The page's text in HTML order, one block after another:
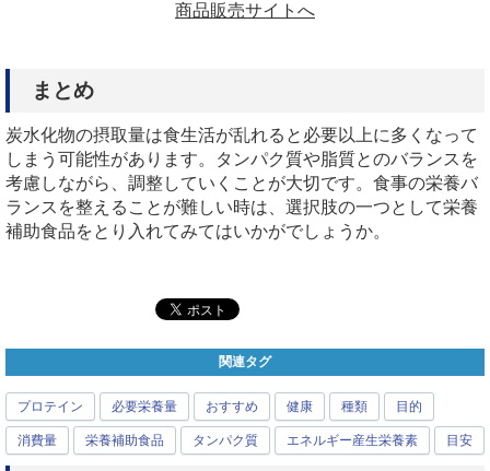
商品販売サイトへ
まとめ
炭水化物の摂取量は食生活が乱れると必要以上に多くなって
しまう可能性があります。タンパク質や脂質とのバランスを
考慮しながら、調整していくことが大切です。食事の栄養バ
ランスを整えることが難しい時は、選択肢の一つとして栄養
補助食品をとり入れてみてはいかがでしょうか。
関連タグ
プロテイン 必要栄養量 おすすめ 健康 種類 目的
消費量 栄養補助食品 タンパク質 エネルギー産生栄養素 目安